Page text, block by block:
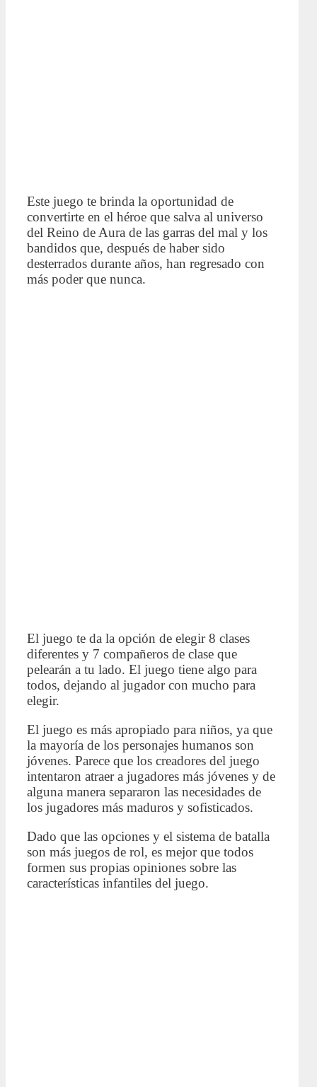
Este juego te brinda la oportunidad de
convertirte en el héroe que salva al universo
del Reino de Aura de las garras del mal y los
bandidos que, después de haber sido
desterrados durante años, han regresado con
más poder que nunca.
El juego te da la opción de elegir 8 clases
diferentes y 7 compañeros de clase que
pelearán a tu lado. El juego tiene algo para
todos, dejando al jugador con mucho para
elegir.
El juego es más apropiado para niños, ya que
la mayoría de los personajes humanos son
jóvenes. Parece que los creadores del juego
intentaron atraer a jugadores más jóvenes y de
alguna manera separaron las necesidades de
los jugadores más maduros y sofisticados.
Dado que las opciones y el sistema de batalla
son más juegos de rol, es mejor que todos
formen sus propias opiniones sobre las
características infantiles del juego.